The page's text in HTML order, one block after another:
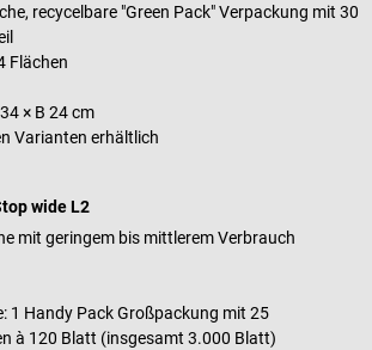
recycelbare "Green Pack" Verpackung mit 30
Flächen
× B 24 cm
Varianten erhältlich
wide L2
mit geringem bis mittlerem Verbrauch
1 Handy Pack Großpackung mit 25
à 120 Blatt (insgesamt 3.000 Blatt)